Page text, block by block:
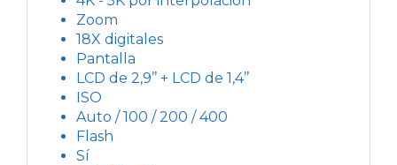
Zoom
18X digitales
Pantalla
LCD de 2,9’’ + LCD de 1,4’’
ISO
Auto / 100 / 200 / 400
Flash
Sí